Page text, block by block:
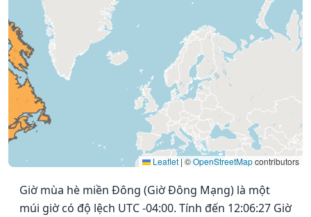
Leaflet | ©OpenStreetMapcontributors
Giờ mùa hè miền Đông (Giờ Đông Mạng) là một
múi giờ có độ lệch UTC -04:00. Tính đến 12:06:27 Giờ